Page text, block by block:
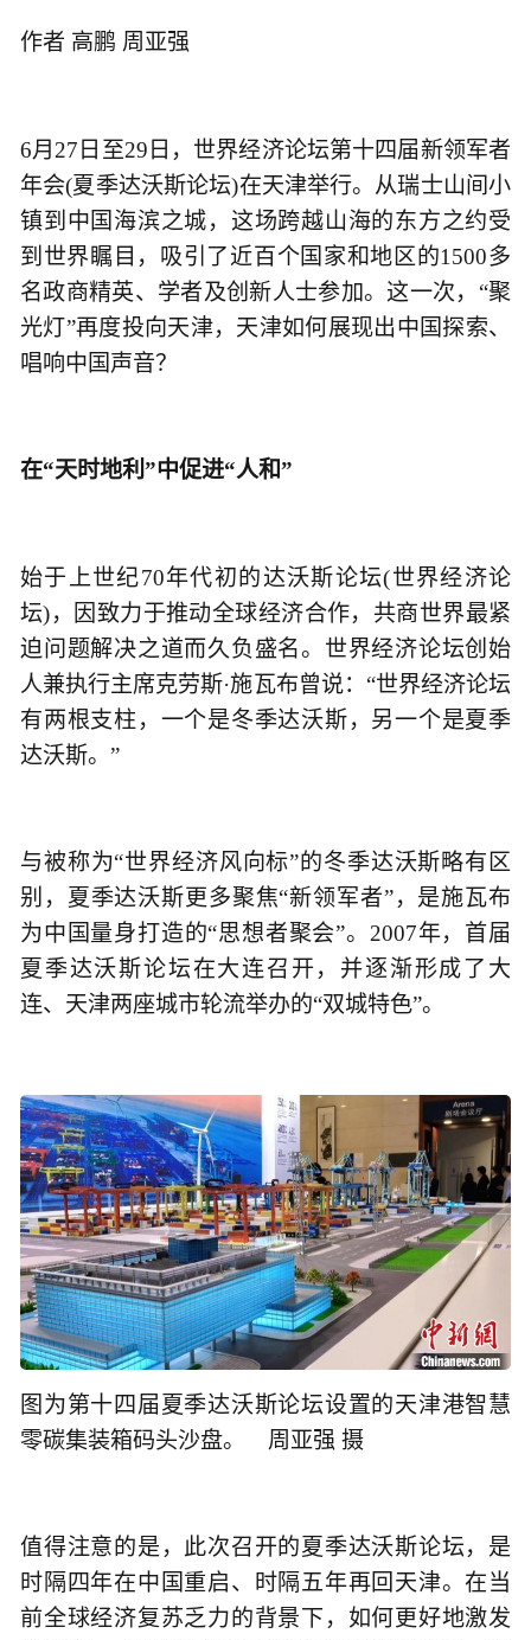
作者 高鹏 周亚强
6月27日至29日，世界经济论坛第十四届新领军者
年会(夏季达沃斯论坛)在天津举行。从瑞士山间小
镇到中国海滨之城，这场跨越山海的东方之约受
到世界瞩目，吸引了近百个国家和地区的1500多
名政商精英、学者及创新人士参加。这一次，“聚
光灯”再度投向天津，天津如何展现出中国探索、
唱响中国声音？
在“天时地利”中促进“人和”
始于上世纪70年代初的达沃斯论坛(世界经济论
坛)，因致力于推动全球经济合作，共商世界最紧
迫问题解决之道而久负盛名。世界经济论坛创始
人兼执行主席克劳斯·施瓦布曾说：“世界经济论坛
有两根支柱，一个是冬季达沃斯，另一个是夏季
达沃斯。”
与被称为“世界经济风向标”的冬季达沃斯略有区
别，夏季达沃斯更多聚焦“新领军者”，是施瓦布
为中国量身打造的“思想者聚会”。2007年，首届
夏季达沃斯论坛在大连召开，并逐渐形成了大
连、天津两座城市轮流举办的“双城特色”。
图为第十四届夏季达沃斯论坛设置的天津港智慧
零碳集装箱码头沙盘。 周亚强 摄
值得注意的是，此次召开的夏季达沃斯论坛，是
时隔四年在中国重启、时隔五年再回天津。在当
前全球经济复苏乏力的背景下，如何更好地激发